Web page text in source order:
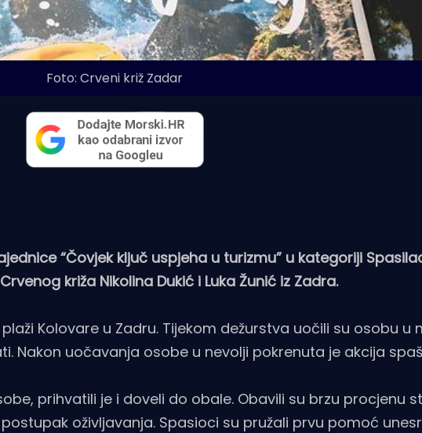
Foto: Crveni križ Zadar
“Čovjek ključ uspjeha u turizmu” u kategoriji
križa Nikolina Dukić i Luka Žunić iz Zadra.
Kolovare u Zadru. Tijekom dežurstva uočili su osobu u
Nakon uočavanja osobe u nevolji pokrenuta je akcija
prihvatili je i doveli do obale. Obavili su brzu procjenu
oživljavanja. Spasioci su pružali prvu pomoć